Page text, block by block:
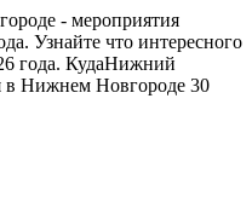
- мероприятия
Узнайте что интересного
года. КудаНижний
в Нижнем Новгороде 30